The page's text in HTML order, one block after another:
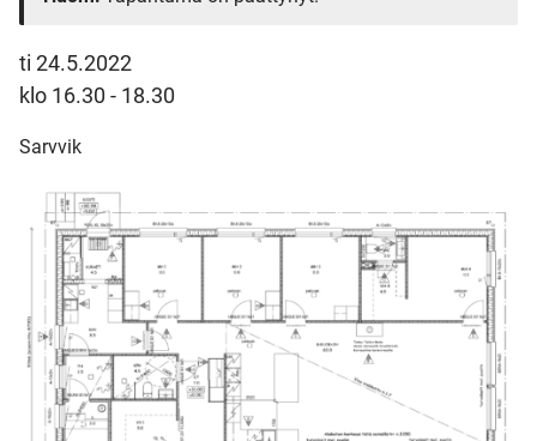
ti 24.5.2022
klo 16.30 - 18.30
Sarvvik